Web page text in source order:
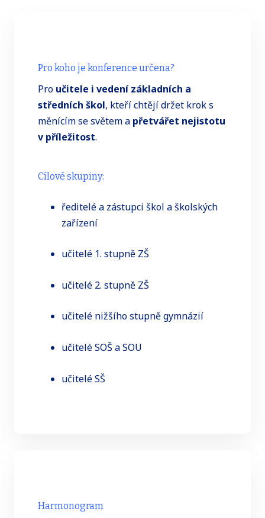
Pro koho je konference určena?
Pro učitele i vedení základních a
středních škol, kteří chtějí držet krok s
měnícím se světem a přetvářet nejistotu
v příležitost.
Cílové skupiny:
ředitelé a zástupci škol a školských
zařízení
učitelé 1. stupně ZŠ
učitelé 2. stupně ZŠ
učitelé nižšího stupně gymnázií
učitelé SOŠ a SOU
učitelé SŠ
Harmonogram